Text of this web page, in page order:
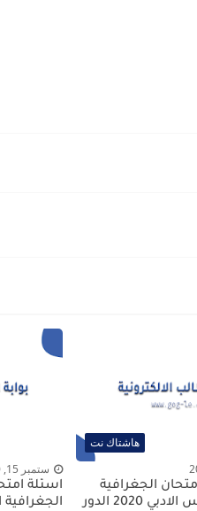
هاشتاك نت
الجغرافية
للصف السادس الادبي 2020 الدور
ستمبر 15, 2020
اسئلة
الجغرافية